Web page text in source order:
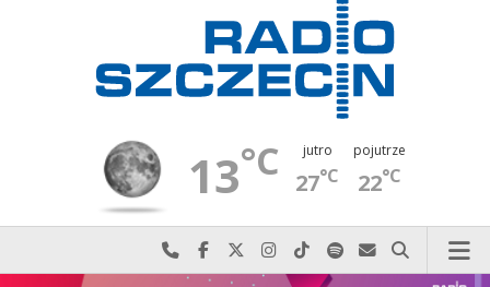
13°C jutro
27°C
pojutrze
22°C
Najlepiej po prostu do nas zadzwoń
Odwiedź nas na Facebook-u
Odwiedź nas na X
Odwiedź nas na Instagram-ie
Odwiedź nas na TikTok-u
Szukaj nas na Spotify
Wyślij do nas
Szukaj